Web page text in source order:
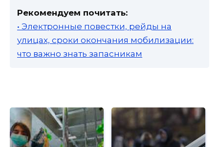
Рекомендуем почитать:
• Электронные повестки, рейды на
улицах, сроки окончания мобилизации:
что важно знать запасникам